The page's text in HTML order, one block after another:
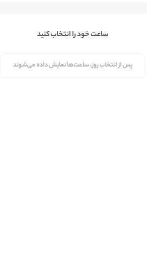
ساعت خود را انتخاب کنید
پس از انتخاب روز، ساعت‌ها نمایش داده می‌شوند